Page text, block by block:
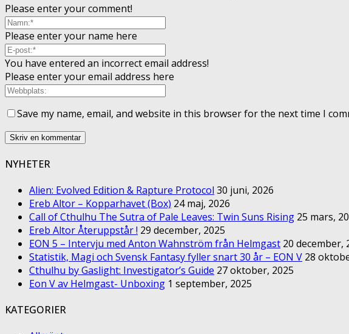
Please enter your comment!
Please enter your name here
You have entered an incorrect email address!
Please enter your email address here
Save my name, email, and website in this browser for the next time I
NYHETER
Alien: Evolved Edition & Rapture Protocol 30 juni, 2026
Ereb Altor – Kopparhavet (Box) 24 maj, 2026
Call of Cthulhu The Sutra of Pale Leaves: Twin Suns Rising 25 mars,
Ereb Altor Återuppstår ! 29 december, 2025
EON 5 – Intervju med Anton Wahnström från Helmgast 20 december,
Statistik, Magi och Svensk Fantasy fyller snart 30 år – EON V 28
Cthulhu by Gaslight: Investigator’s Guide 27 oktober, 2025
Eon V av Helmgast- Unboxing 1 september, 2025
KATEGORIER